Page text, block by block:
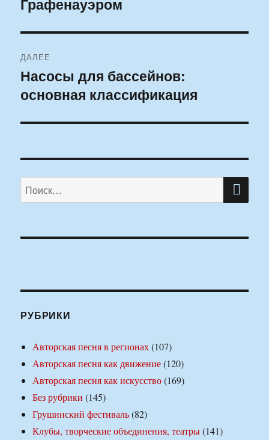
ДАЛЕЕ
Следующая
запись:
Насосы для бассейнов:
основная классификация
Искать:
РУБРИКИ
Авторская песня в регионах(107)
Авторская песня как движение(120)
Авторская песня как искусство(169)
Без рубрики (145)
Грушинский фестиваль(82)
Клубы, творческие объединения, театры(141)